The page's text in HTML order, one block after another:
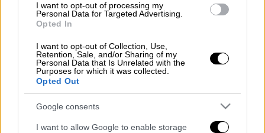
I want to opt-out of processing my
Personal Data for Targeted Advertising.
Opted In
I want to opt-out of Collection, Use,
Retention, Sale, and/or Sharing of my
Personal Data that Is Unrelated with the
Purposes for which it was collected.
Opted Out
Google consents
I want to allow Google to enable storage
ομοιόμορφα, με τα νερά από γαλάζια να
παίρνουν χρωματισμούς πορτοκαλί.
Δείτε το εντυπωσιακό βίντεο: